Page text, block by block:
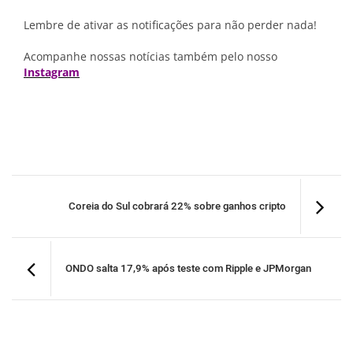
Lembre de ativar as notificações para não perder nada!
Acompanhe nossas notícias também pelo nosso
Instagram
Coreia do Sul cobrará 22% sobre ganhos cripto
ONDO salta 17,9% após teste com Ripple e JPMorgan